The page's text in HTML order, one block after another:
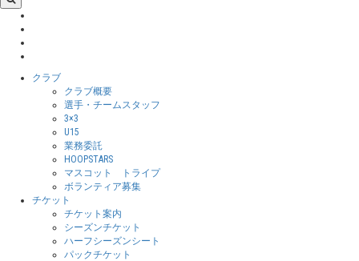
クラブ
クラブ概要
選手・チームスタッフ
3×3
U15
業務委託
HOOPSTARS
マスコット トライプ
ボランティア募集
チケット
チケット案内
シーズンチケット
ハーフシーズンシート
パックチケット